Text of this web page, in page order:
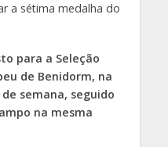
a sétima medalha do
para a Seleção
de Benidorm, na
semana, seguido
na mesma